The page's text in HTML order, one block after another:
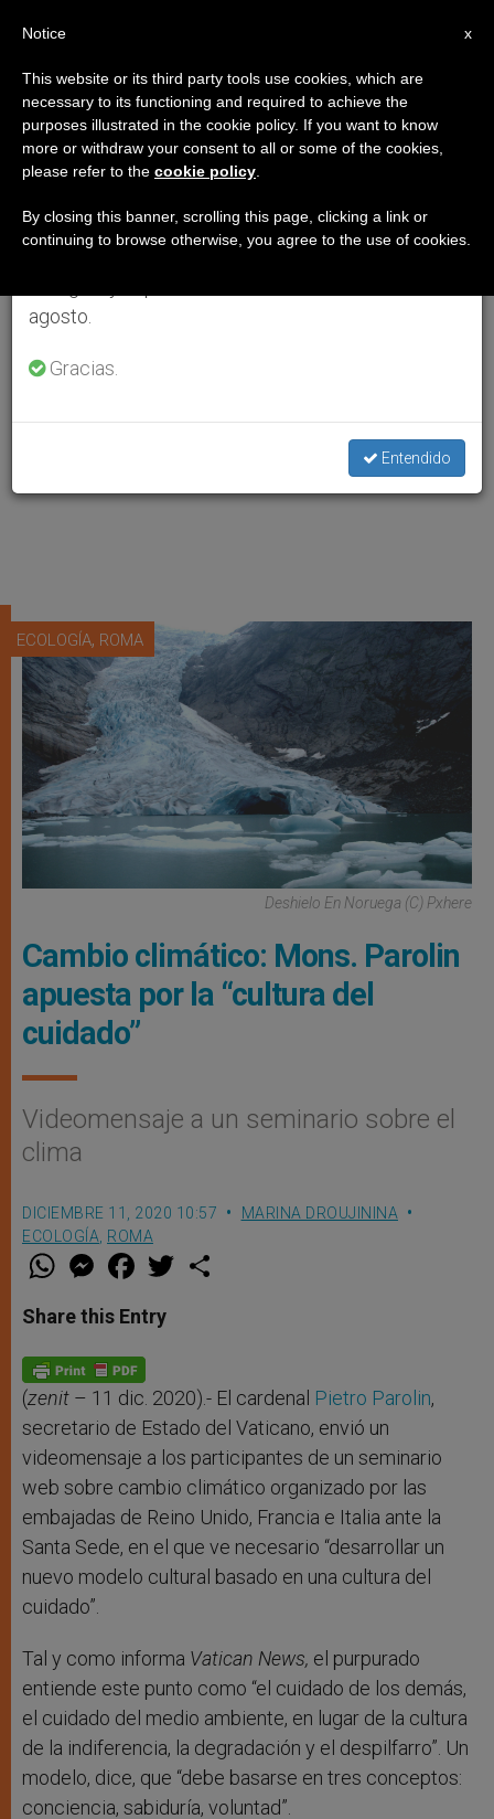
ECOLOGÍA, ROMA
Deshielo En Noruega (C) Pxhere
Cambio climático: Mons. Parolin
apuesta por la “cultura del
cuidado”
Videomensaje a un seminario sobre el
clima
DICIEMBRE 11, 2020 10:57
MARINA DROUJININA
ECOLOGÍA
ROMA
W
t
s
p
p
M
e
s
e
g
e
r
F
a
e
b
o
k
w
Share this Entry
(zenit – 11 dic. 2020).- El cardenal Pietro Parolin,
secretario de Estado del Vaticano, envió un
videomensaje a los participantes de un seminario
web sobre cambio climático organizado por las
embajadas de Reino Unido, Francia e Italia ante la
Santa Sede, en el que ve necesario “desarrollar un
nuevo modelo cultural basado en una cultura del
cuidado”.
Tal y como informa Vatican News, el purpurado
entiende este punto como “el cuidado de los demás,
el cuidado del medio ambiente, en lugar de la cultura
de la indiferencia, la degradación y el despilfarro”. Un
modelo, dice, que “debe basarse en tres conceptos:
conciencia, sabiduría, voluntad”.
×
Aviso importante
Del 27 de julio al 7 de agosto haremos la pausa
anual, aprovechando que en el periodo de verano
se generan menos informaciones y también el
agosto.
Gracias.
Entendido
x
Notice
This website or its third party tools use cookies, which are
necessary to its functioning and required to achieve the
purposes illustrated in the cookie policy. If you want to know
more or withdraw your consent to all or some of the cookies,
please refer to the cookie policy
By closing this banner, scrolling this page, clicking a link or
continuing to browse otherwise, you agree to the use of cookies.